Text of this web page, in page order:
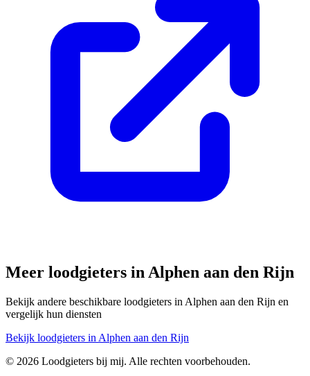
Meer loodgieters in Alphen aan den Rijn
Bekijk andere beschikbare loodgieters in Alphen aan den Rijn en
vergelijk hun diensten
Bekijk loodgieters in Alphen aan den Rijn
© 2026 Loodgieters bij mij. Alle rechten voorbehouden.